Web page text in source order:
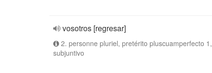
vosotros [regresar]
2. personne pluriel, pretérito pluscuamperfecto 1,
subjuntivo